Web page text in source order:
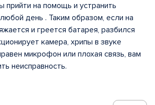
прийти на помощь и устранить
день . Таким образом, если на
и греется батарея, разбился
камера, хрипы в звуке
микрофон или плохая связь, вам
неисправность.